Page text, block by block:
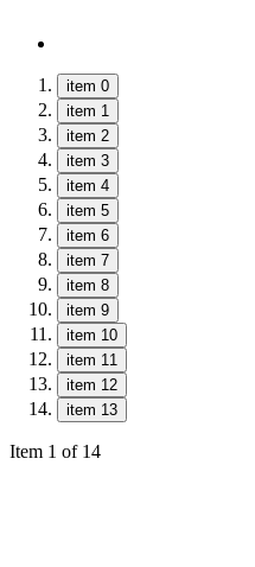
item 0
item 1
item 2
item 3
item 4
item 5
item 6
item 7
item 8
item 9
item 10
item 11
item 12
item 13
Item 1 of 14